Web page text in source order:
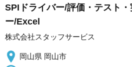
SPIドライバー/評価・テスト
ー/Excel
株式会社スタッフサービス
岡山県 岡山市